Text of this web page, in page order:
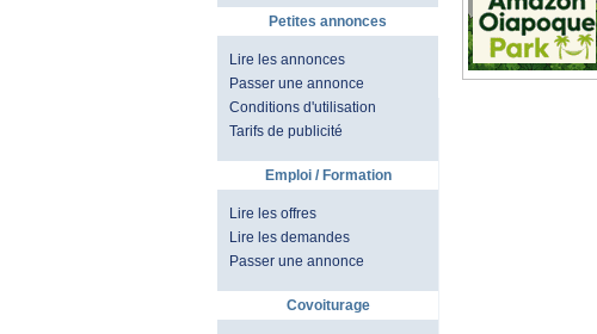
Petites annonces
Lire les annonces
Passer une annonce
Conditions d'utilisation
Tarifs de publicité
Emploi / Formation
Lire les offres
Lire les demandes
Passer une annonce
Covoiturage